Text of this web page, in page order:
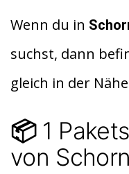
d
di
t
at
s
A
p
Wenn du in
suchst, dann
gleich in der Nähe
📦1
von